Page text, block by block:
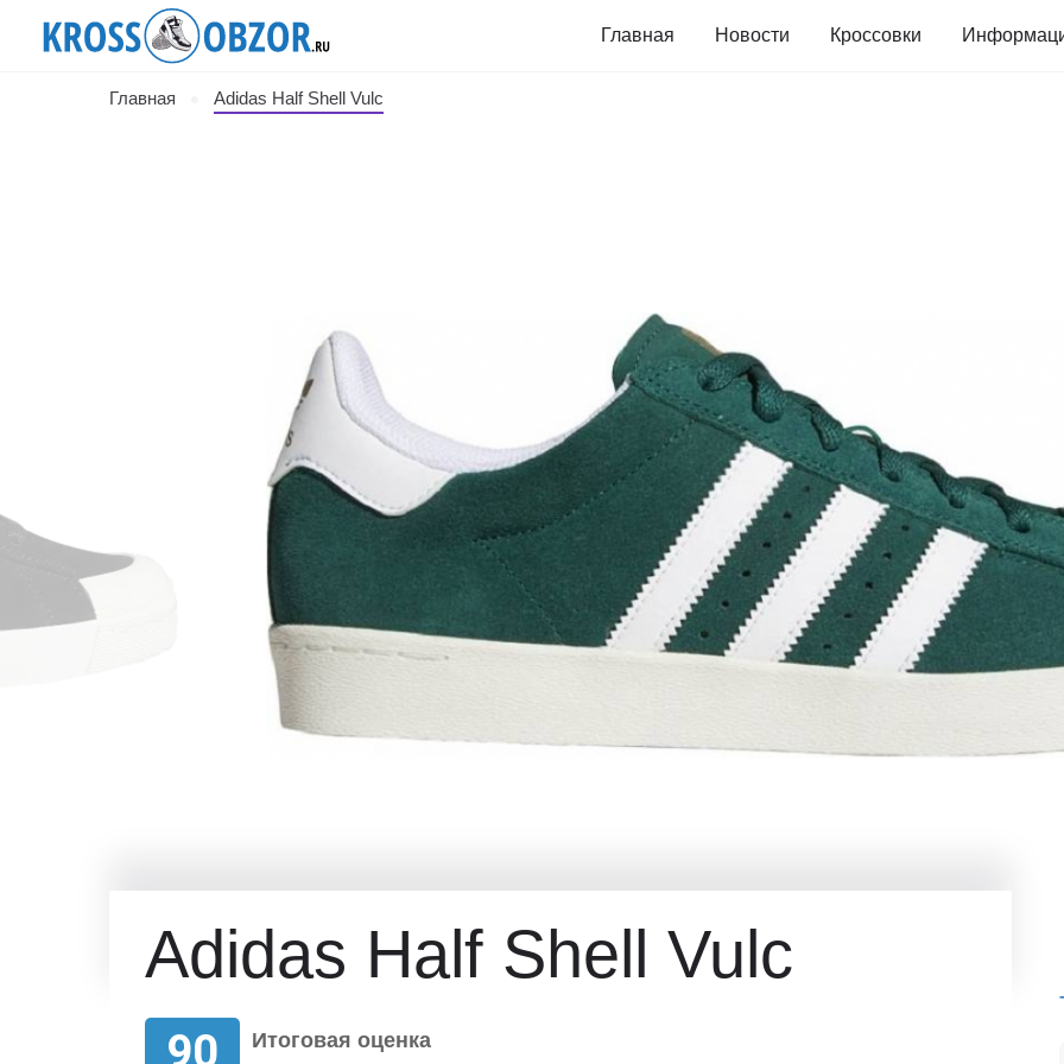
Главная Новости Кроссовки
Главная Adidas Half Shell Vulc
Adidas Half Shell Vulc
90
Итоговая оценка